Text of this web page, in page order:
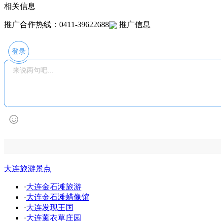
相关信息
推广合作热线：0411-39622688 推广信息
登录
大连旅游景点
·大连金石滩旅游
·大连金石滩蜡像馆
·大连发现王国
·大连薰衣草庄园